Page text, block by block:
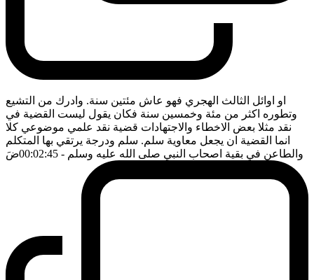
او اوائل الثالث الهجري فهو عاش مئتين سنة. وادرك من التشيع
وتطوره اكثر من مئة وخمسين سنة فكان يقول ليست القضية في
نقد مثلا بعض الاخطاء والاجتهادات قضية نقد علمي موضوعي كلا
انما القضية ان يجعل معاوية سلم. سلم ودرجة يرتقي بها المتكلم
والطاعن في بقية اصحاب النبي صلى الله عليه وسلم - 00:02:45 ضَ